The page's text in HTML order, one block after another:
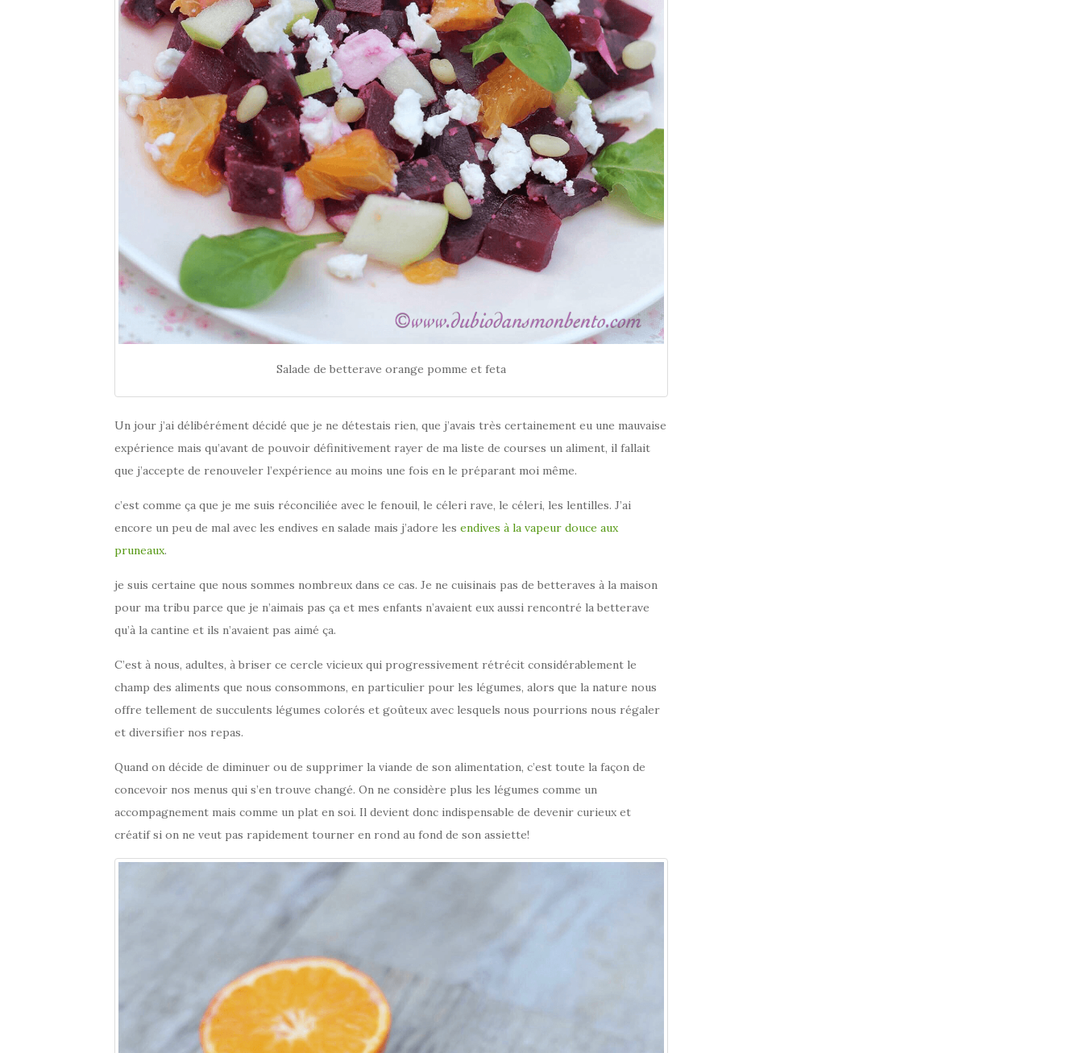
Salade de betterave orange pomme et feta
Un jour j’ai délibérément décidé que je ne détestais rien, que j’avais très certainement eu une mauvaise
expérience mais qu’avant de pouvoir définitivement rayer de ma liste de courses un aliment, il fallait
que j’accepte de renouveler l’expérience au moins une fois en le préparant moi même.
c’est comme ça que je me suis réconciliée avec le fenouil, le céleri rave, le céleri, les lentilles. J’ai
encore un peu de mal avec les endives en salade mais j’adore les endives à la vapeur douce aux
pruneaux.
je suis certaine que nous sommes nombreux dans ce cas. Je ne cuisinais pas de betteraves à la maison
pour ma tribu parce que je n’aimais pas ça et mes enfants n’avaient eux aussi rencontré la betterave
qu’à la cantine et ils n’avaient pas aimé ça.
C’est à nous, adultes, à briser ce cercle vicieux qui progressivement rétrécit considérablement le
champ des aliments que nous consommons, en particulier pour les légumes, alors que la nature nous
offre tellement de succulents légumes colorés et goûteux avec lesquels nous pourrions nous régaler
et diversifier nos repas.
Quand on décide de diminuer ou de supprimer la viande de son alimentation, c’est toute la façon de
concevoir nos menus qui s’en trouve changé. On ne considère plus les légumes comme un
accompagnement mais comme un plat en soi. Il devient donc indispensable de devenir curieux et
créatif si on ne veut pas rapidement tourner en rond au fond de son assiette!